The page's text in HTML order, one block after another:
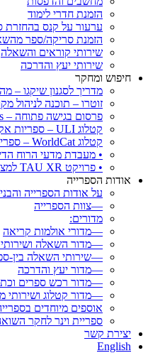
הזמנת חדרי לימוד
ערעור על קנס בהחזרת
הזמנת סריקה/ספר
שירותי קוראים והשאלה
שירותי יעץ והדרכה
חיפוש ומחקר
מדריך לסגנון שיקגו –
זוטרו – תוכנה לניהול
פרסום בגישה פתוחה – Open Access
קטלוג ULI – ספריות אקדמיות בישראל
קטלוג WorldCat – ספריות אקדמיות בעולם
• מעבדת מדעי הרוח
• פרויקט TAU XR למציאות מדומה
אודות הספרייה
על אודות הספרייה
—צוות הספרייה
מדורים:
—מדורי אולמות קריאה
—מדור השאלה ושירותי
—שירותי השאלה בין-
—מדור יעץ והדרכה
—מדור רכש ספרים
—מדור קטלוג
אוספים מיוחדים
ספריית וינר לחקר
יצירת קשר
English